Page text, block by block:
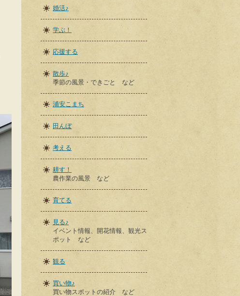
婚活♪
学ぶ！
応援する
散歩♪
季節の風景・できごと など
浦安こまち
田んぼ
考える
耕す！
農作業の風景 など
育てる
見る♪
イベント情報、開花情報、観光ス
ポット など
観る
買い物♪
買い物スポットの紹介 など